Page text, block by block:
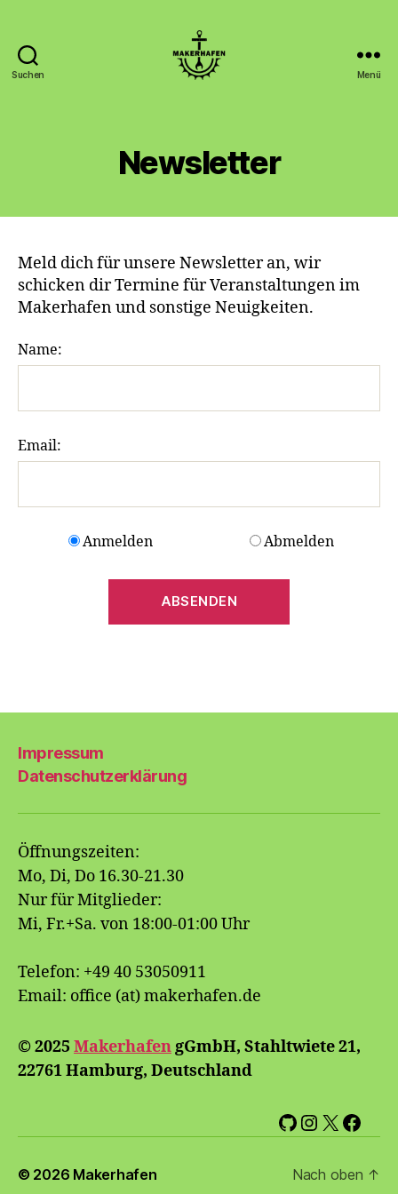
Suchen Menü
Newsletter
Meld dich für unsere Newsletter an, wir
schicken dir Termine für Veranstaltungen im
Makerhafen und sonstige Neuigkeiten.
Name:
Email:
Anmelden Abmelden
ABSENDEN
Impressum
Datenschutzerklärung
Öffnungszeiten:
Mo, Di, Do 16.30-21.30
Nur für Mitglieder:
Mi, Fr.+Sa. von 18:00-01:00 Uhr
Telefon: +49 40 53050911
Email: office (at) makerhafen.de
© 2025 MakerhafengGmbH, Stahltwiete 21,
22761 Hamburg, Deutschland
GitHub
Instagram
X
© 2026 Makerhafen Nach oben ↑